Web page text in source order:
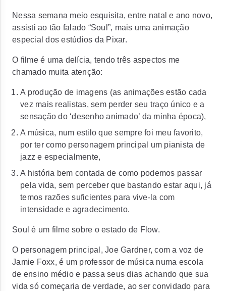
Nessa semana meio esquisita, entre natal e ano novo,
assisti ao tão falado “Soul”, mais uma animação
especial dos estúdios da Pixar.
O filme é uma delícia, tendo três aspectos me
chamado muita atenção:
A produção de imagens (as animações estão cada
vez mais realistas, sem perder seu traço único e a
sensação do ‘desenho animado’ da minha época),
A música, num estilo que sempre foi meu favorito,
por ter como personagem principal um pianista de
jazz e especialmente,
A história bem contada de como podemos passar
pela vida, sem perceber que bastando estar aqui, já
temos razões suficientes para vive-la com
intensidade e agradecimento.
Soul é um filme sobre o estado de Flow.
O personagem principal, Joe Gardner, com a voz de
Jamie Foxx, é um professor de música numa escola
de ensino médio e passa seus dias achando que sua
vida só começaria de verdade, ao ser convidado para